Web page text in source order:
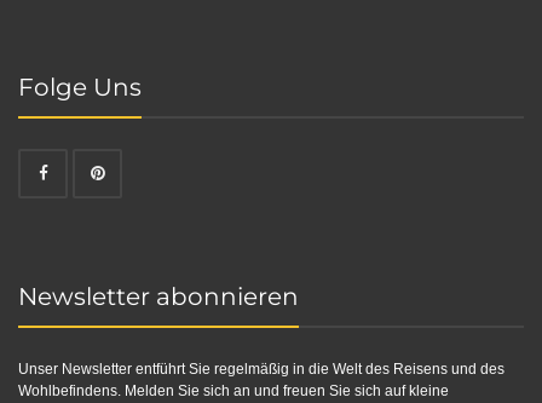
Folge Uns
Newsletter abonnieren
Unser Newsletter entführt Sie regelmäßig in die Welt des Reisens und des
Wohlbefindens. Melden Sie sich an und freuen Sie sich auf kleine